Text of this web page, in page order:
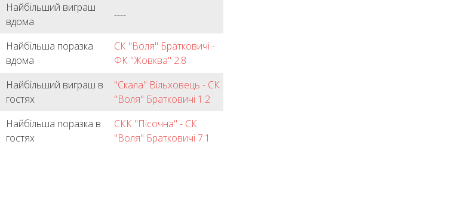
Найбільший виграш
вдома
----
Найбільша поразка
вдома
СК "Воля" Братковичі -
ФК "Жовква" 2:8
Найбільший виграш в
гостях
"Скала" Вільховець - СК
"Воля" Братковичі 1:2
Найбільша поразка в
гостях
СКК "Пісочна" - СК
"Воля" Братковичі 7:1